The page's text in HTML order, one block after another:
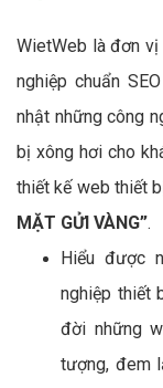
WietWeb là đơn
nghiệp chuẩn
nhật những công
bị xông hơi cho
thiết kế web thiết
MẶT GỬI VÀNG”.
Hiểu được
nghiệp thiết
đời những
tượng, đem